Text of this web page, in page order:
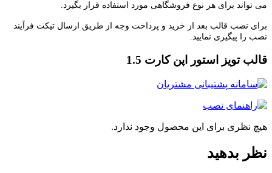
تواند برای هر نوع فروشگاهی مورد استفاده قرار بگیرد.
نصب قالب بعد از خرید و پرداخت وجه از طریق ارسال تیکت فرآیند
را پیگیری نمایید.
تویز استور اپن کارت 1.5
نظری برای این محصول وجود ندارد.
بدهید